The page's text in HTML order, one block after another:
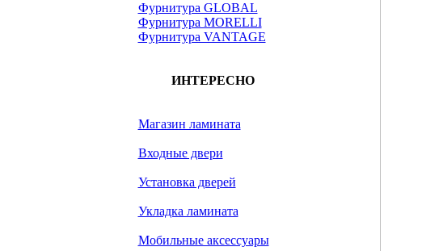
Фурнитура GLOBAL
Фурнитура MORELLI
Фурнитура VANTAGE
ИНТЕРЕСНО
Магазин ламината
Входные двери
Установка дверей
Укладка ламината
Мобильные аксессуары